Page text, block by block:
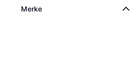
Merke